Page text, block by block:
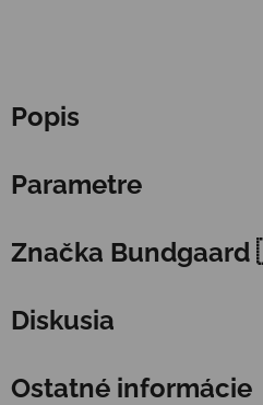
Popis
Parametre
Značka
Diskusia
Ostatné informácie